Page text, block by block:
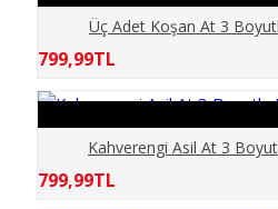
DOĞA
ERKEK BERBER
Üç Adet Koşan At 3
799,99TL
Kahverengi Asil At 3
799,99TL